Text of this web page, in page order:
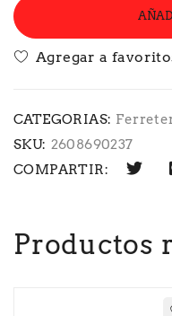
CATEGORIAS:
SKU: 2608690237
COMPARTIR:
Productos